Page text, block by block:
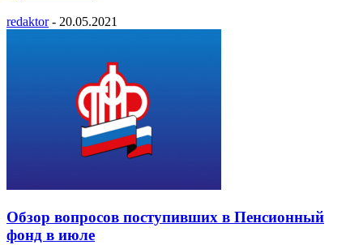
redaktor - 20.05.2021
Обзор вопросов поступивших в Пенсионный
фонд в июле